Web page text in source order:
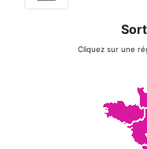
Cliquez sur une